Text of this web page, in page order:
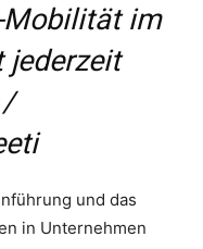
Mobilität im
jederzeit
und das
in Unternehmen